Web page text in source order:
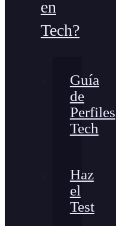
en
Tech?
Guía
de
Perfiles
Tech
Haz
el
Test